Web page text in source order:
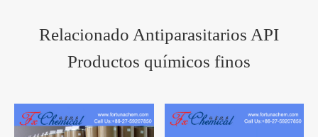
Relacionado Antiparasitarios API
Productos químicos finos